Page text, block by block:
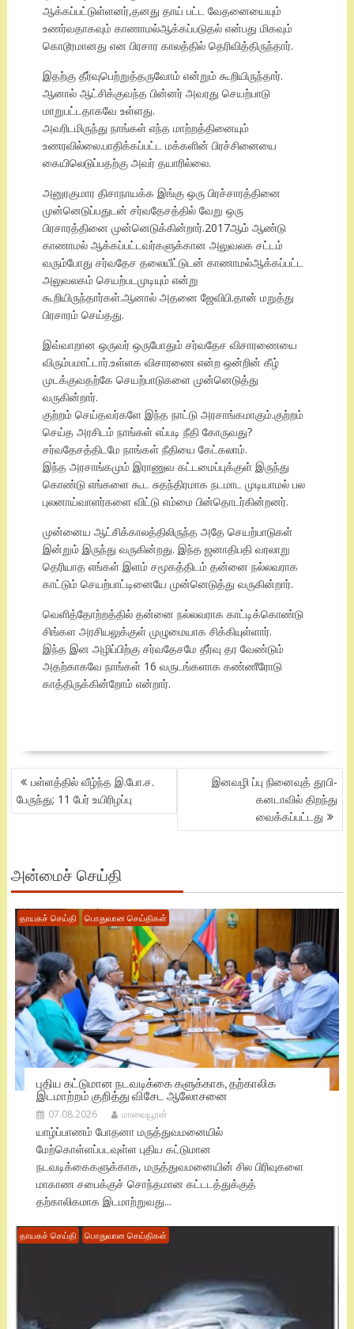
ஆக்கப்பட்டுள்ளனர்,தனது தாய் பட்ட வேதனையையும்
உணர்வதாகவும் காணாமல்ஆக்கப்படுதல் என்பது மிகவும்
கொடூரமானது என பிரசார காலத்தில் தெரிவித்திருந்தார்.
இதற்கு தீர்வுபெற்றுத்தருவோம் என்றும் கூறியிருந்தார்.
ஆனால் ஆட்சிக்குவந்த பின்னர் அவரது செயற்பாடு
மாறுபட்டதாகவே உள்ளது.
அவரிடமிருந்து நாங்கள் எந்த மாற்றத்தினையும்
உணரவில்லை.பாதிக்கப்பட்ட மக்களின் பிரச்சினையை
கையிலெடுப்பதற்கு அவர் தயாரில்லை.
அனுரகுமார திசாநாயக்க இங்கு ஒரு பிரச்சாரத்தினை
முன்னெடுப்பதுடன் சர்வதேசத்தில் வேறு ஒரு
பிரசாரத்தினை முன்னெடுக்கின்றார்.2017ஆம் ஆண்டு
காணாமல் ஆக்கப்பட்டவர்களுக்கான அலுவலக சட்டம்
வரும்போது சர்வதேச தலையீட்டுடன் காணாமல்ஆக்கப்பட்ட
அலுவலகம் செயற்படமுடியும் என்று
கூறியிருந்தார்கள்.ஆனால் அதனை ஜேவிபி.தான் மறுத்து
பிரசாரம் செய்தது.
இவ்வாறான ஒருவர் ஒருபோதும் சர்வதேச விசாரணையை
விரும்பமாட்டார்.உள்ளக விசாரணை என்ற ஒன்றின் கீழ்
முடக்குவதற்கே செயற்பாடுகளை முன்னெடுத்து
வருகின்றார்.
குற்றம் செய்தவர்களே இந்த நாட்டு அரசாங்கமாகும்.குற்றம்
செய்த அரசிடம் நாங்கள் எப்படி நீதி கோருவது?
சர்வதேசத்திடமே நாங்கள் நீதியை கேட்கலாம்.
இந்த அரசாங்கமும் இராணுவ கட்டமைப்புக்குள் இருந்து
கொண்டு எங்களை கூட சுதந்திரமாக நடமாட முடியாமல் பல
புலனாய்வாளர்களை விட்டு எம்மை பின்தொடர்கின்றனர்.
முன்னைய ஆட்சிக்காலத்திலிருந்த அதே செயற்பாடுகள்
இன்றும் இருந்து வருகின்றது. இந்த ஜனாதிபதி வரலாறு
தெரியாத எங்கள் இளம் சமூகத்திடம் தன்னை நல்லவராக
காட்டும் செயற்பாட்டினையே முன்னெடுத்து வருகின்றார்.
வெளித்தோற்றத்தில் தன்னை நல்லவராக காட்டிக்கொண்டு
சிங்கள அரசியலுக்குள் முழுமையாக சிக்கியுள்ளார்.
இந்த இன அழிப்பிற்கு சர்வதேசமே தீர்வு தர வேண்டும்
அதற்காகவே நாங்கள் 16 வருடங்களாக கண்ணீரோடு
காத்திருக்கின்றோம் என்றார்.
POST
NAVIGATION
பள்ளத்தில் வீழ்ந்த இ.போ.ச.
பேருந்து; 11 பேர் உயிரிழப்பு
இனவழி ப்பு நினைவுத் தூபி-
கனடாவில் திறந்து
வைக்கப்பட்டது
அன்மைச் செய்தி
தாயகச் செய்தி பொதுவான செய்திகள்
புதிய கட்டுமான நடவடிக்கை களுக்காக, தற்காலிக
இடமாற்றம் குறித்து விசேட ஆலோசனை
07.08.2026 மாவையூரன்
யாழ்ப்பாணம் போதனா மருத்துவமனையில்
மேற்கொள்ளப்படவுள்ள புதிய கட்டுமான
நடவடிக்கைகளுக்காக, மருத்துவமனையின் சில பிரிவுகளை
மாகாண சபைக்குச் சொந்தமான கட்டடத்துக்குத்
தற்காலிகமாக இடமாற்றுவது...
தாயகச் செய்தி பொதுவான செய்திகள்